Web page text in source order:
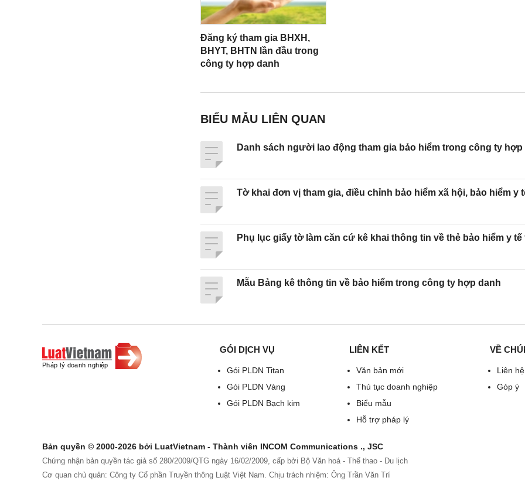
…………………
[09.2]. Số CMND/ Hộ chiếu/ Thẻ căn
……………………….
(trường hợp chưa có mã hộ gia đình thì kê khai bổ
[11]. Mức tiền đóng: .…………………….
…………………………………………………
[14]. Nội dung thay đổi, yêu
……………..
……
XÁC NHẬN CỦA ĐƠN VỊ
(chỉ áp dụng đối với người lao
ngày, tháng, năm sinh)
Tôi cam
………..,
Đăng ký tham gia BHXH,
BHYT, BHTN lần đầu trong
công ty hợp danh
BIỂU MẪU LIÊN QUAN
Danh sách người lao động tham gia bảo hiểm trong công ty hợp
Tờ khai đơn vị tham gia, điều chỉnh bảo hiểm xã hội, bảo hiểm y
Phụ lục giấy tờ làm căn cứ kê khai thông tin về thẻ bảo hiểm y
Mẫu Bảng kê thông tin về bảo hiểm trong công ty hợp danh
GÓI DỊCH VỤ
Gói PLDN Titan
Gói PLDN Vàng
Gói PLDN Bạch kim
LIÊN KẾT
Văn bản mới
Thủ tục doanh nghiệp
Biểu mẫu
Hỗ trợ pháp lý
VỀ
Liên hệ
Góp ý
Bản quyền © 2000-2026 bởi LuatVietnam - Thành viên INCOM Communications ., JSC
Chứng nhận bản quyền tác giả số 280/2009/QTG ngày 16/02/2009, cấp bởi Bộ Văn hoá - Thể thao - Du lịch
Cơ quan chủ quản: Công ty Cổ phần Truyền thông Luật Việt Nam. Chịu trách nhiệm: Ông Trần Văn Trí